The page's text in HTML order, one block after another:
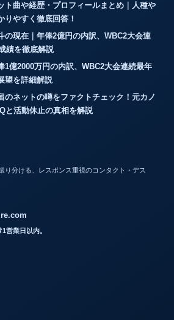
ト曲や経歴・プロフィールまとめ｜人種や
りやすく徹底回答！
の現在｜年俸2億円の内訳、WBC2大会連
績を徹底解説
1億2000万円の内訳、WBC2大会連続最年
望を詳細解説
ネットの噂をファクトチェック！元カノ
と活動休止の真相を解説
り分ける、レスポンス重視のコンタクト・デス
営業日以内。